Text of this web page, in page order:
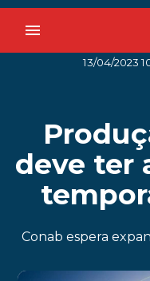
menu
13/04/2023
deve ter
Conab espera